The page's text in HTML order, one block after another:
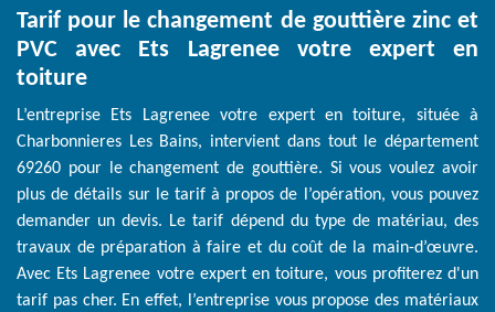
Tarif pour le changement de gouttière zinc et
PVC avec Ets Lagrenee votre expert en
toiture
L’entreprise Ets Lagrenee votre expert en toiture, située à
Charbonnieres Les Bains, intervient dans tout le département
69260 pour le changement de gouttière. Si vous voulez avoir
plus de détails sur le tarif à propos de l’opération, vous pouvez
demander un devis. Le tarif dépend du type de matériau, des
travaux de préparation à faire et du coût de la main-d’œuvre.
Avec Ets Lagrenee votre expert en toiture, vous profiterez d'un
tarif pas cher. En effet, l’entreprise vous propose des matériaux